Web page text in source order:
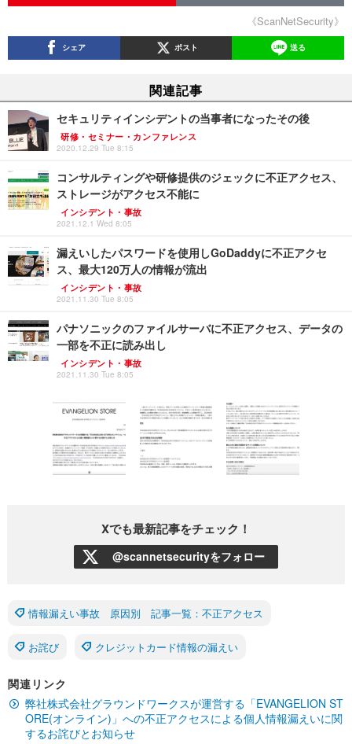
《ScanNetSecurity》
シェア ポスト 送る
関連記事
セキュリティインシデントの当事者になったその後
研修・セミナー・カンファレンス
2020.12.29 Tue 8:15
コンサルティングや研修提供のジェックに不正アクセス、
ストレージがアクセス不能に
インシデント・事故
2021.12.1 Wed 8:05
漏えいしたパスワードを使用しGoDaddyに不正アクセ
ス、最大120万人の情報が流出
インシデント・事故
2021.11.30 Tue 8:05
パナソニックのファイルサーバに不正アクセス、データの
一部を不正に読み出し
インシデント・事故
2021.11.30 Tue 8:05
Xでも最新記事をチェック！
@scannetsecurityをフォロー
情報漏えい事故 原因別 記事一覧：不正アクセス
お詫び クレジットカード情報の漏えい
関連リンク
弊社株式会社グラウンドワークスが運営する「EVANGELION ST
ORE(オンライン)」への不正アクセスによる個人情報漏えいに関
するお詫びとお知らせ